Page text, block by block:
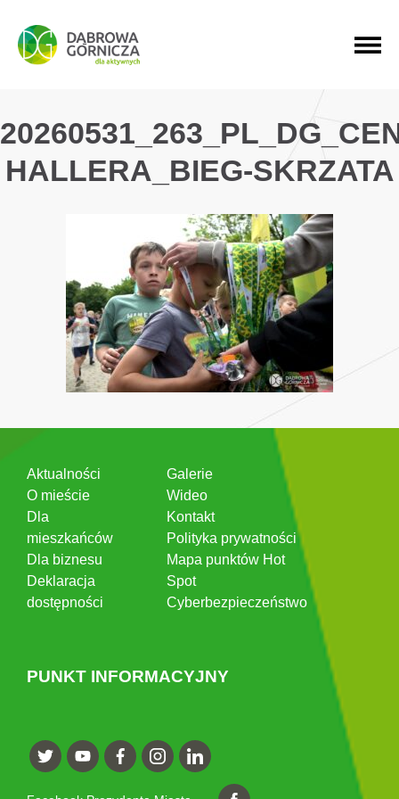
PRZEJDŹ DO MENU GŁÓWNEGO
PRZEJDŹ DO WYSZUKIWARKI
PRZEJDŹ DO TREŚCI
HALLERA_BIEG-SKRZATA
Aktualności
O mieście
Dla
mieszkańców
Dla biznesu
Deklaracja
dostępności
Galerie
Wideo
Kontakt
Polityka prywatności
Mapa punktów Hot
Spot
Cyberbezpieczeństwo
PUNKT INFORMACYJNY